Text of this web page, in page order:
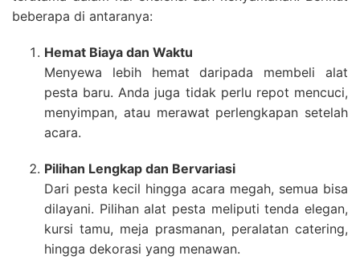
beberapa di antaranya:
Hemat Biaya dan Waktu
Menyewa lebih hemat daripada membeli alat
pesta baru. Anda juga tidak perlu repot mencuci,
menyimpan, atau merawat perlengkapan setelah
acara.
Pilihan Lengkap dan Bervariasi
Dari pesta kecil hingga acara megah, semua bisa
dilayani. Pilihan alat pesta meliputi tenda elegan,
kursi tamu, meja prasmanan, peralatan catering,
hingga dekorasi yang menawan.